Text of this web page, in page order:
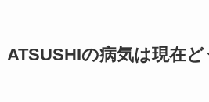
ATSUSHIの病気は現在ど